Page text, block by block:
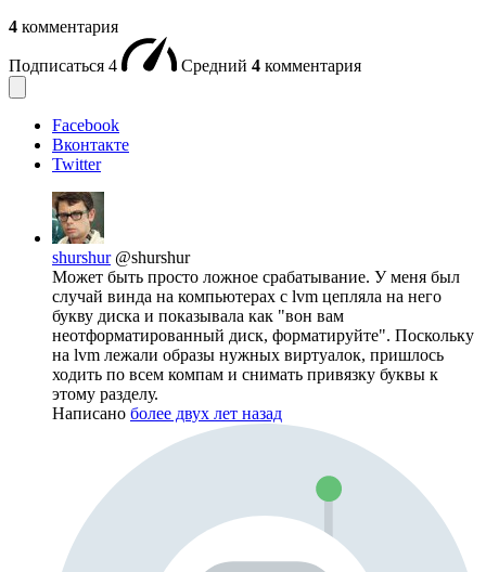
4 комментария
Подписаться 4 Средний 4 комментария
Facebook
Вконтакте
Twitter
shurshur @shurshur
Может быть просто ложное срабатывание. У меня был
случай винда на компьютерах с lvm цепляла на него
букву диска и показывала как "вон вам
неотформатированный диск, форматируйте". Поскольку
на lvm лежали образы нужных виртуалок, пришлось
ходить по всем компам и снимать привязку буквы к
этому разделу.
Написано более двух лет назад